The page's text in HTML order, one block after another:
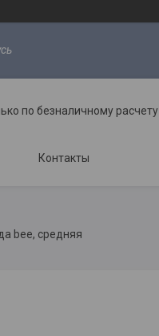
по безналичному расчету
Контакты
bee, средняя